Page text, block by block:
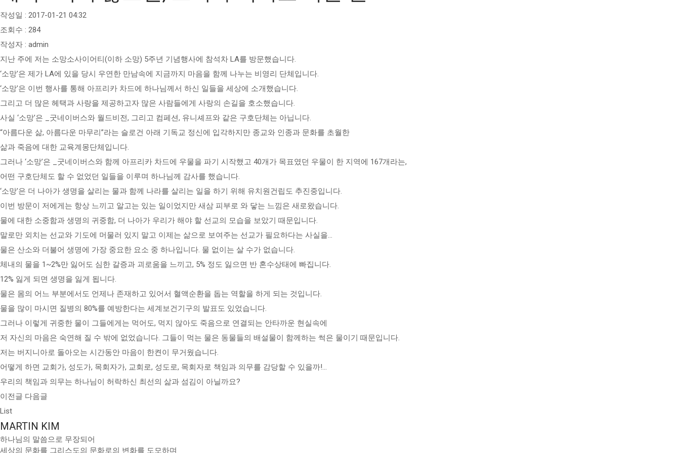
작성일 : 2017-01-21 04:32
조회수 : 284
작성자 : admin
지난 주에 저는 소망소사이어티(이하 소망) 5주년 기념행사에 참석차 LA를 방문했습니다.
‘소망’은 제가 LA에 있을 당시 우연한 만남속에 지금까지 마음을 함께 나누는 비영리 단체입니다.
‘소망’은 이번 행사를 통해 아프리카 차드에 하나님께서 하신 일들을 세상에 소개했습니다.
그리고 더 많은 헤택과 사랑을 제공하고자 많은 사람들에게 사랑의 손길을 호소했습니다.
사실 ‘소망’은 _굿네이버스와 월드비전, 그리고 컴페션, 유니셰프와 같은 구호단체는 아닙니다.
“아름다운 삶, 아름다운 마무리”라는 슬로건 아래 기독교 정신에 입각하지만 종교와 인종과 문화를 초월한
삶과 죽음에 대한 교육계몽단체입니다.
그러나 ‘소망’은 _굿네이버스와 함께 아프리카 차드에 우물을 파기 시작했고 40개가 목표였던 우물이 한 지역에 167개라는,
어떤 구호단체도 할 수 없었던 일들을 이루며 하나님께 감사를 했습니다.
‘소망’은 더 나아가 생명을 살리는 물과 함께 나라를 살리는 일을 하기 위해 유치원건립도 추진중입니다.
이번 방문이 저에게는 항상 느끼고 알고는 있는 일이었지만 새삼 피부로 와 닿는 느낌은 새로왔습니다.
물에 대한 소중함과 생명의 귀중함, 더 나아가 우리가 해야 할 선교의 모습을 보았기 때문입니다.
말로만 외치는 선교와 기도에 머물러 있지 말고 이제는 삶으로 보여주는 선교가 필요하다는 사실을…
물은 산소와 더불어 생명에 가장 중요한 요소 중 하나입니다. 물 없이는 살 수가 없습니다.
체내의 물을 1~2%만 잃어도 심한 갈증과 괴로움을 느끼고, 5% 정도 잃으면 반 혼수상태에 빠집니다.
12% 잃게 되면 생명을 잃게 됩니다.
물은 몸의 어느 부분에서도 언제나 존재하고 있어서 혈액순환을 돕는 역할을 하게 되는 것입니다.
물을 많이 마시면 질병의 80%를 예방한다는 세계보건기구의 발표도 있었습니다.
그러나 이렇게 귀중한 물이 그들에게는 먹어도, 먹지 않아도 죽음으로 연결되는 안타까운 현실속에
저 자신의 마음은 숙연해 질 수 밖에 없었습니다. 그들이 먹는 물은 동물들의 배설물이 함께하는 썩은 물이기 때문입니다.
저는 버지니아로 돌아오는 시간동안 마음이 한켠이 무거웠습니다.
어떻게 하면 교회가, 성도가, 목회자가, 교회로, 성도로, 목회자로 책임과 의무를 감당할 수 있을까!…
우리의 책임과 의무는 하나님이 허락하신 최선의 삶과 섬김이 아닐까요?
이전글 다음글
List
MARTIN KIM
하나님의 말씀으로 무장되어
세상의 문화를 그리스도의 문화로의 변화를 도모하며